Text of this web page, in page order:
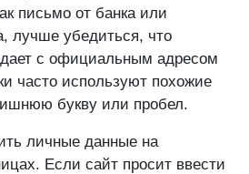
письмо от банка или
лучше убедиться, что
с официальным адресом
часто используют похожие
букву или пробел.
личные данные на
Если сайт просит ввести